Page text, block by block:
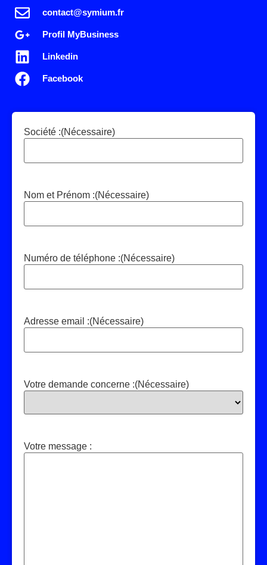
contact@symium.fr
Profil MyBusiness
Linkedin
Facebook
Société :(Nécessaire)
Nom et Prénom :(Nécessaire)
Numéro de téléphone :(Nécessaire)
Adresse email :(Nécessaire)
Votre demande concerne :(Nécessaire)
Votre message :